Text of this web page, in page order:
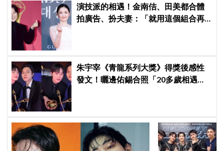
演技派的相遇！金南佶、田美都合體
拍廣告、扮夫妻：「就用這個組合再
朱宇宰《青龍系列大獎》得獎後感性
發文！曬邊佑錫合照「20多歲相遇，